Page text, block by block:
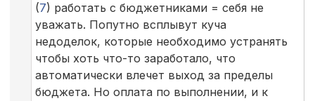
(7) работать с бюджетниками = себя не
уважать. Попутно всплывут куча
недоделок, которые необходимо устранять
чтобы хоть что-то заработало, что
автоматически влечет выход за пределы
бюджета. Но оплата по выполнении, и к